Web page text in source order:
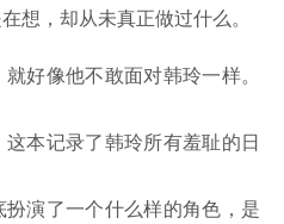
想，却从未真正做过什么。
像他不敢面对韩玲一样。
本记录了韩玲所有羞耻的日
演了一个什么样的角色，是